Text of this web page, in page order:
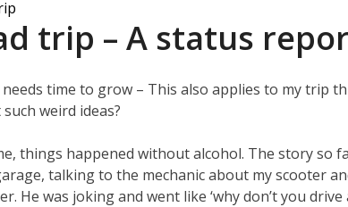
trip – A status
needs time to grow – This also applies to my trip
weird ideas?
things happened without alcohol. The story so
talking to the mechanic about my scooter
He was joking and went like ‘why don’t you drive